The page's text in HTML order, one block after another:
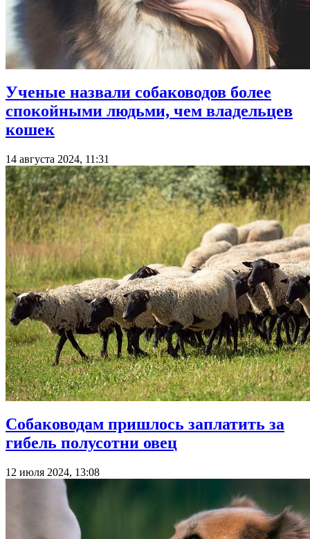
Ученые назвали собаководов более
спокойными людьми, чем владельцев
кошек
14 августа 2024, 11:31
Собаководам пришлось заплатить за
гибель полусотни овец
12 июля 2024, 13:08